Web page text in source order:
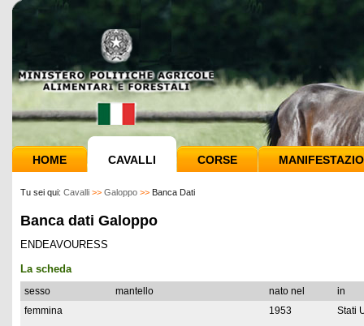
HOME CAVALLI CORSE
Tu sei qui: Cavalli >> Galoppo >> Banca Dati
Banca dati Galoppo
ENDEAVOURESS
La scheda
sesso mantello nato nel
in
femmina
1953 Stati